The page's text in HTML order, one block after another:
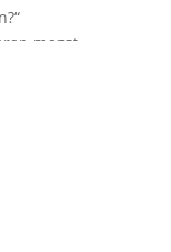
magst.